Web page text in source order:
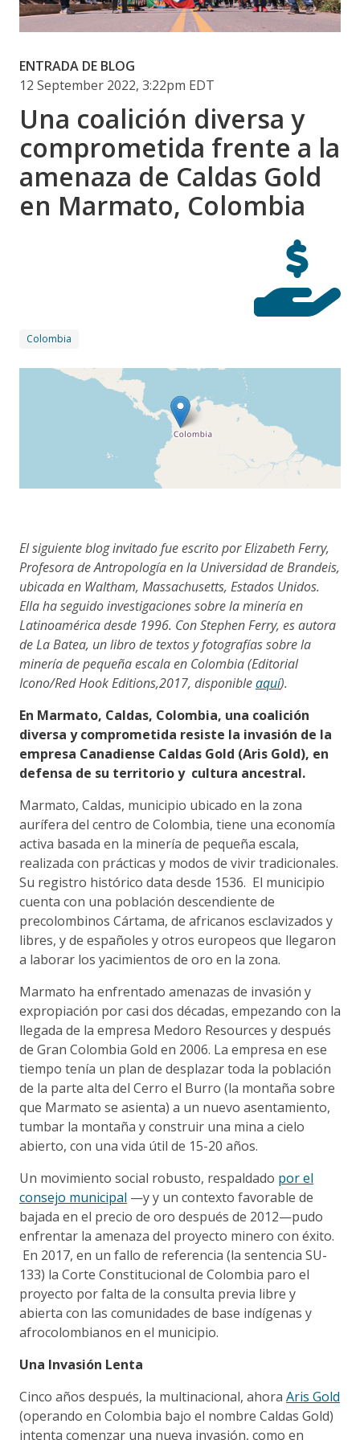
ENTRADA DE BLOG
12 September 2022, 3:22pm EDT
Una coalición diversa y
comprometida frente a la
amenaza de Caldas Gold
en Marmato, Colombia
Colombia
El siguiente blog invitado fue escrito por Elizabeth Ferry,
Profesora de Antropología en la Universidad de Brandeis,
ubicada en Waltham, Massachusetts, Estados Unidos.
Ella ha seguido investigaciones sobre la minería en
Latinoamérica desde 1996. Con Stephen Ferry, es autora
de La Batea, un libro de textos y fotografías sobre la
minería de pequeña escala en Colombia (Editorial
Icono/Red Hook Editions,2017, disponibleaquí).
En Marmato, Caldas, Colombia, una coalición
diversa y comprometida resiste la invasión de la
empresa Canadiense Caldas Gold (Aris Gold), en
defensa de su territorio y cultura ancestral.
Marmato, Caldas, municipio ubicado en la zona
aurífera del centro de Colombia, tiene una economía
activa basada en la minería de pequeña escala,
realizada con prácticas y modos de vivir tradicionales.
Su registro histórico data desde 1536. El municipio
cuenta con una población descendiente de
precolombinos Cártama, de africanos esclavizados y
libres, y de españoles y otros europeos que llegaron
a laborar los yacimientos de oro en la zona.
Marmato ha enfrentado amenazas de invasión y
expropiación por casi dos décadas, empezando con la
llegada de la empresa Medoro Resources y después
de Gran Colombia Gold en 2006. La empresa en ese
tiempo tenía un plan de desplazar toda la población
de la parte alta del Cerro el Burro (la montaña sobre
que Marmato se asienta) a un nuevo asentamiento,
tumbar la montaña y construir una mina a cielo
abierto, con una vida útil de 15-20 años.
Un movimiento social robusto, respaldado por el
consejo municipal —y y un contexto favorable de
bajada en el precio de oro después de 2012—pudo
enfrentar la amenaza del proyecto minero con éxito.
En 2017, en un fallo de referencia (la sentencia SU-
133) la Corte Constitucional de Colombia paro el
proyecto por falta de la consulta previa libre y
abierta con las comunidades de base indígenas y
afrocolombianos en el municipio.
Una Invasión Lenta
Cinco años después, la multinacional, ahora Aris Gold
(operando en Colombia bajo el nombre Caldas Gold)
intenta comenzar una nueva invasión, como en